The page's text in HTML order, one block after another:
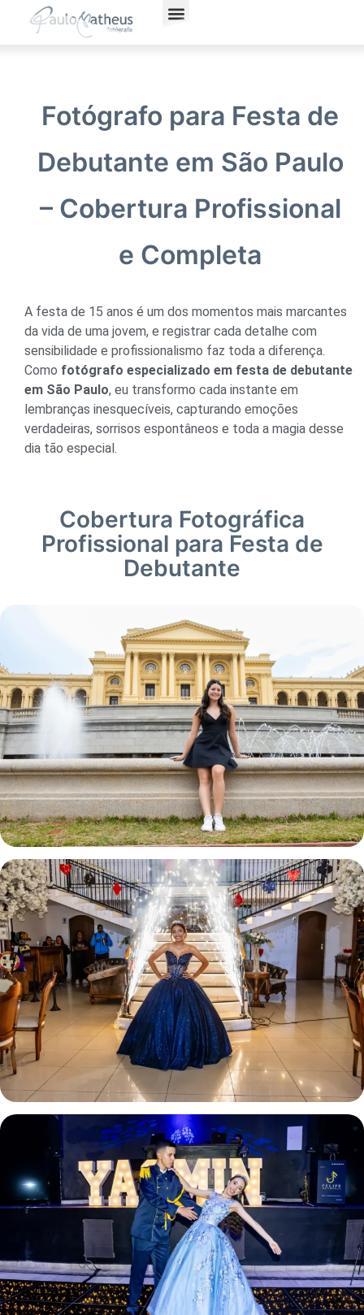
Fotógrafo para Festa de
Debutante em São Paulo
– Cobertura Profissional
e Completa
A festa de 15 anos é um dos momentos mais marcantes
da vida de uma jovem, e registrar cada detalhe com
sensibilidade e profissionalismo faz toda a diferença.
Como fotógrafo especializado em festa de debutante
em São Paulo, eu transformo cada instante em
lembranças inesquecíveis, capturando emoções
verdadeiras, sorrisos espontâneos e toda a magia desse
dia tão especial.
Cobertura Fotográfica
Profissional para Festa de
Debutante